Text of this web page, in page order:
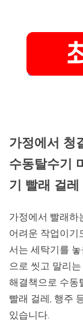
가정에서 청
수동탈수기
기 빨래 걸
가정에서 빨래하
어려운 작업이기
서는 세탁기를
으로 씻고 말리
해결책으로 수동
빨래 걸레, 행주
있습니다.